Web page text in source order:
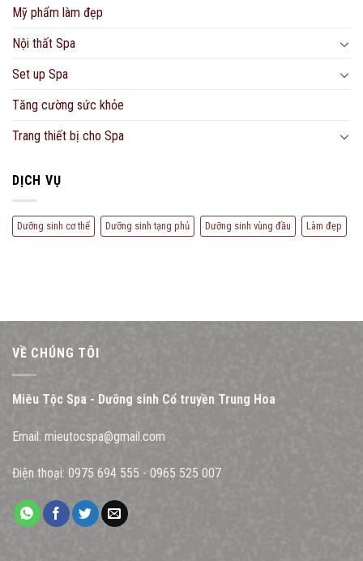
Mỹ phẩm làm đẹp
Nội thất Spa
Set up Spa
Tăng cường sức khỏe
Trang thiết bị cho Spa
DỊCH VỤ
Dưỡng sinh cơ thể Dưỡng sinh tạng phủ Dưỡng sinh vùng đầu Làm đẹp
VỀ CHÚNG TÔI
Miêu Tộc Spa - Dưỡng sinh Cổ truyền Trung Hoa
Email: mieutocspa@gmail.com
Điện thoại: 0975 694 555 - 0965 525 007